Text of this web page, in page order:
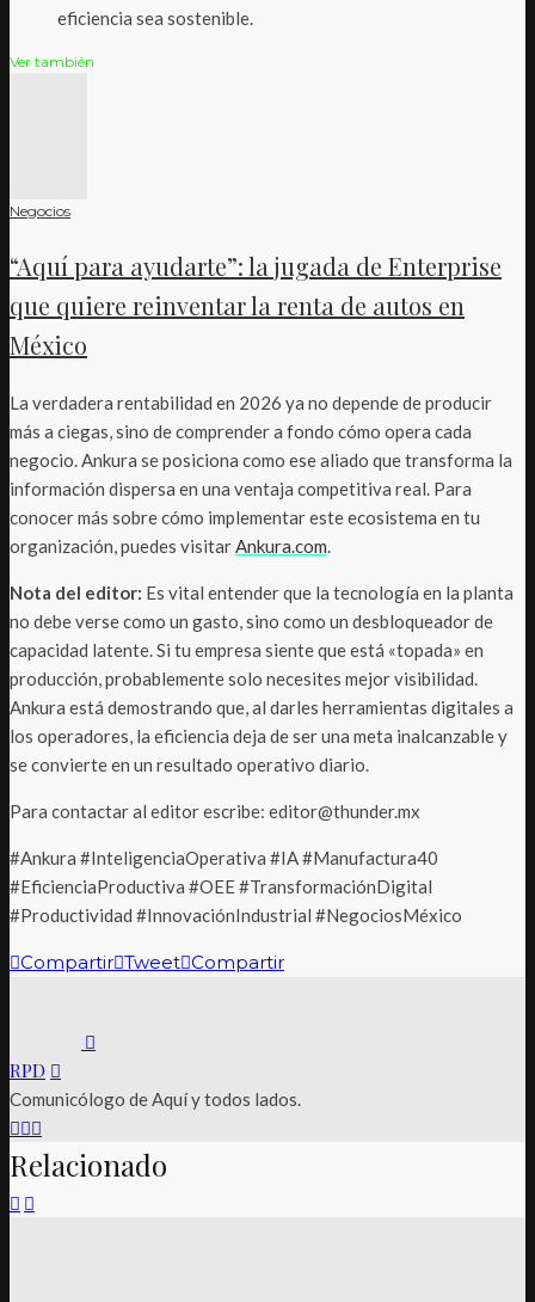
eficiencia sea sostenible.
Ver también
Negocios
“Aquí para ayudarte”: la jugada de Enterprise
que quiere reinventar la renta de autos en
México
La verdadera rentabilidad en 2026 ya no depende de producir
más a ciegas, sino de comprender a fondo cómo opera cada
negocio. Ankura se posiciona como ese aliado que transforma la
información dispersa en una ventaja competitiva real. Para
conocer más sobre cómo implementar este ecosistema en tu
organización, puedes visitarAnkura.com.
Nota del editor: Es vital entender que la tecnología en la planta
no debe verse como un gasto, sino como un desbloqueador de
capacidad latente. Si tu empresa siente que está «topada» en
producción, probablemente solo necesites mejor visibilidad.
Ankura está demostrando que, al darles herramientas digitales a
los operadores, la eficiencia deja de ser una meta inalcanzable y
se convierte en un resultado operativo diario.
Para contactar al editor escribe: editor@thunder.mx
#Ankura #InteligenciaOperativa #IA #Manufactura40
#EficienciaProductiva #OEE #TransformaciónDigital
#Productividad #InnovaciónIndustrial #NegociosMéxico
Compartir Tweet Compartir
RPD
Comunicólogo de Aquí y todos lados.
Relacionado